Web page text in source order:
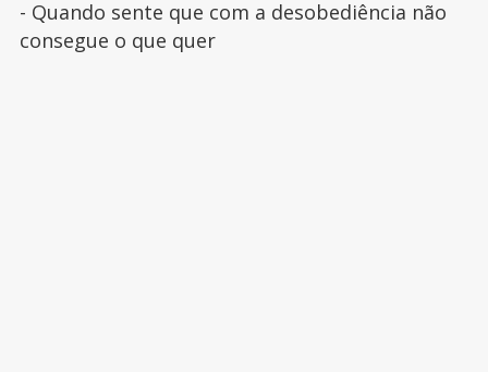
- Quando sente que com a desobediência não
consegue o que quer